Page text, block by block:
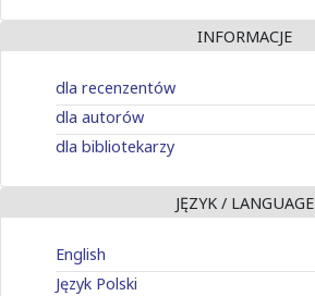
INFORMACJE
dla recenzentów
dla autorów
dla bibliotekarzy
JĘZYK / LANGUAGE
English
Język Polski